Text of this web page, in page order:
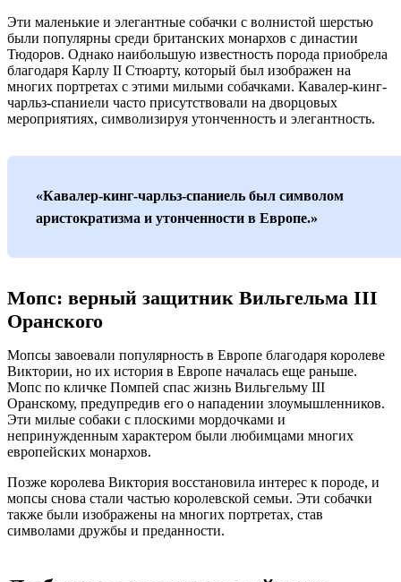
Эти маленькие и элегантные собачки с волнистой шерстью
были популярны среди британских монархов с династии
Тюдоров. Однако наибольшую известность порода приобрела
благодаря Карлу II Стюарту, который был изображен на
многих портретах с этими милыми собачками. Кавалер-кинг-
чарльз-спаниели часто присутствовали на дворцовых
мероприятиях, символизируя утонченность и элегантность.
«Кавалер-кинг-чарльз-спаниель был символом
аристократизма и утонченности в Европе.»
Мопс: верный защитник Вильгельма III
Оранского
Мопсы завоевали популярность в Европе благодаря королеве
Виктории, но их история в Европе началась еще раньше.
Мопс по кличке Помпей спас жизнь Вильгельму III
Оранскому, предупредив его о нападении злоумышленников.
Эти милые собаки с плоскими мордочками и
непринужденным характером были любимцами многих
европейских монархов.
Позже королева Виктория восстановила интерес к породе, и
мопсы снова стали частью королевской семьи. Эти собачки
также были изображены на многих портретах, став
символами дружбы и преданности.